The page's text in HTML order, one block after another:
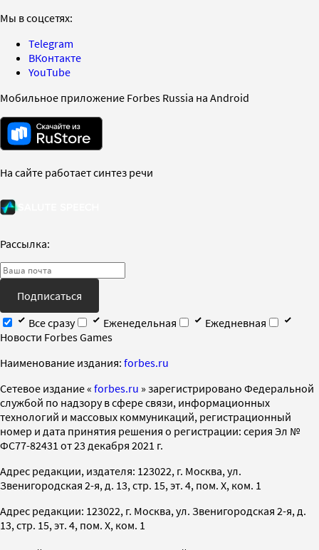
Мы в соцсетях:
Telegram
ВКонтакте
YouTube
Мобильное приложение Forbes Russia на Android
На сайте работает синтез речи
Рассылка:
Подписаться
Все сразу
Еженедельная
Ежедневная
Новости Forbes Games
Наименование издания: forbes.ru
Cетевое издание « forbes.ru » зарегистрировано Федеральной
службой по надзору в сфере связи, информационных
технологий и массовых коммуникаций, регистрационный
номер и дата принятия решения о регистрации: серия Эл №
ФС77-82431 от 23 декабря 2021 г.
Адрес редакции, издателя: 123022, г. Москва, ул.
Звенигородская 2-я, д. 13, стр. 15, эт. 4, пом. X, ком. 1
Адрес редакции: 123022, г. Москва, ул. Звенигородская 2-я, д.
13, стр. 15, эт. 4, пом. X, ком. 1